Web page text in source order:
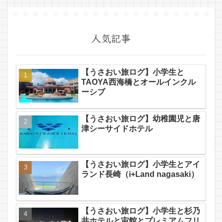
人気記事
【うさおい旅ログ】小学生と
TAOYA西海橋とオールインクル
ーシブ
【うさおい旅ログ】幼稚園児と唐
津シーサイドホテル
【うさおい旅ログ】小学生とアイ
ランド長崎（i+Land nagasaki）
【うさおい旅ログ】小学生と杉乃